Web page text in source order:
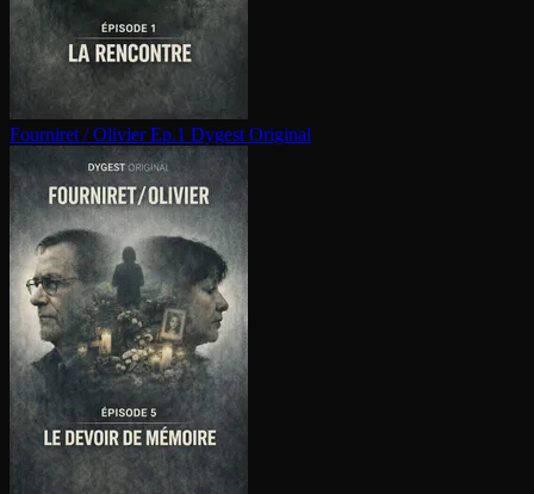
Fourniret / Olivier Ep.1 Dygest Original